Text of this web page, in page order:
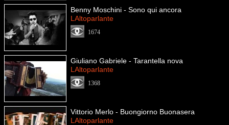
Benny Moschini - Sono qui ancora
LAltoparlante
1674
Giuliano Gabriele - Tarantella nova
LAltoparlante
1368
Vittorio Merlo - Buongiorno Buonasera
LAltoparlante